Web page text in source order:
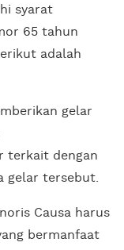
syarat
65 tahun
adalah
gelar
terkait dengan
gelar tersebut.
Causa harus
bermanfaat